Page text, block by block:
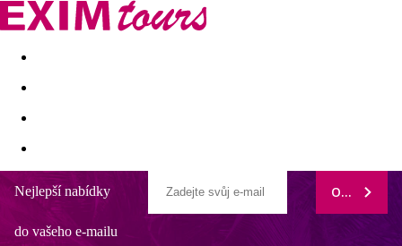
Akční nabídky Last minute
Nejlepší nabídky
do vašeho e-mailu
ODEBÍRAT